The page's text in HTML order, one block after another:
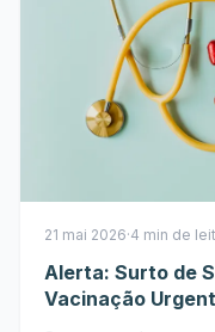
21 mai 2026·4 min de
Alerta: Surto de
Vacinação